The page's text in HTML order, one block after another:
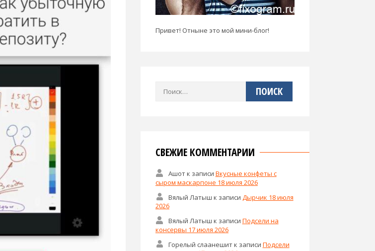
Привет! Отныне это мой мини-блог!
Найти:
СВЕЖИЕ КОММЕНТАРИИ
Ашотк записи Вкусные конфеты с
сыром маскарпоне 18 июля 2026
Вялый Латыш к записи Дырчик 18 июля
2026
Вялый Латыш к записи Подсели на
консервы 17 июля 2026
Горелый слаанешитк записи Подсели